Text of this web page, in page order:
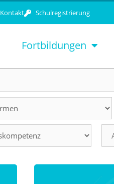
Kontakt Schulregistrierung
Fortbildungen